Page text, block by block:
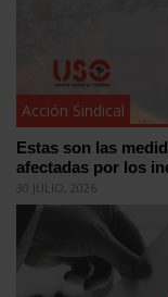
Acción Sindical
Estas son las
afectadas por los
30 JULIO, 2026